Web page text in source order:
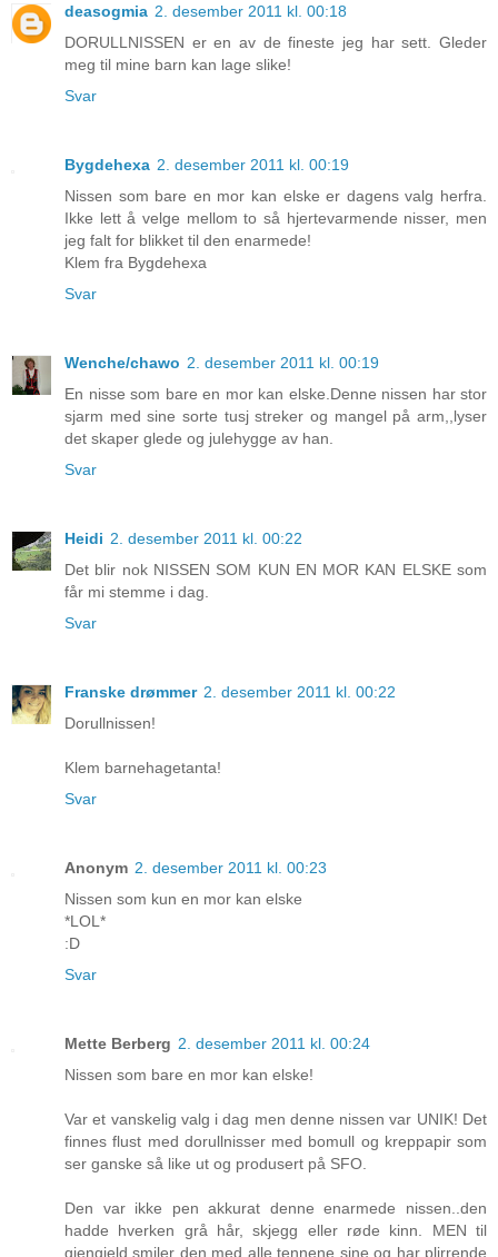
deasogmia 2. desember 2011 kl. 00:18
DORULLNISSEN er en av de fineste jeg har sett. Gleder
meg til mine barn kan lage slike!
Svar
Bygdehexa 2. desember 2011 kl. 00:19
Nissen som bare en mor kan elske er dagens valg herfra.
Ikke lett å velge mellom to så hjertevarmende nisser, men
jeg falt for blikket til den enarmede!
Klem fra Bygdehexa
Svar
Wenche/chawo 2. desember 2011 kl. 00:19
En nisse som bare en mor kan elske.Denne nissen har stor
sjarm med sine sorte tusj streker og mangel på arm,,lyser
det skaper glede og julehygge av han.
Svar
Heidi 2. desember 2011 kl. 00:22
Det blir nok NISSEN SOM KUN EN MOR KAN ELSKE som
får mi stemme i dag.
Svar
Franske drømmer 2. desember 2011 kl. 00:22
Dorullnissen!
Klem barnehagetanta!
Svar
Anonym 2. desember 2011 kl. 00:23
Nissen som kun en mor kan elske
*LOL*
:D
Svar
Mette Berberg 2. desember 2011 kl. 00:24
Nissen som bare en mor kan elske!
Var et vanskelig valg i dag men denne nissen var UNIK! Det
finnes flust med dorullnisser med bomull og kreppapir som
ser ganske så like ut og produsert på SFO.
Den var ikke pen akkurat denne enarmede nissen..den
hadde hverken grå hår, skjegg eller røde kinn. MEN til
gjengjeld smiler den med alle tennene sine og har plirrende